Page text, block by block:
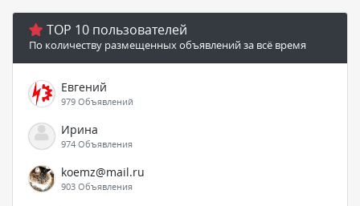
TOP 10 пользователей
По количеству размещенных объявлений за всё время
Евгений
979 Объявлений
Ирина
974 Объявления
koemz@mail.ru
903 Объявления